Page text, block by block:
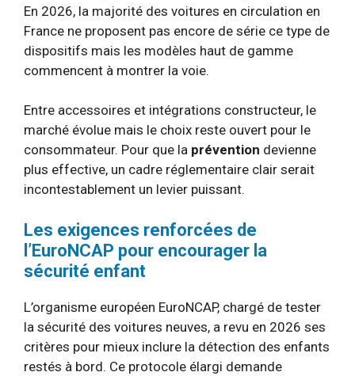
En 2026, la majorité des voitures en circulation en
France ne proposent pas encore de série ce type de
dispositifs mais les modèles haut de gamme
commencent à montrer la voie.
Entre accessoires et intégrations constructeur, le
marché évolue mais le choix reste ouvert pour le
consommateur. Pour que la prévention devienne
plus effective, un cadre réglementaire clair serait
incontestablement un levier puissant.
Les exigences renforcées de
l’EuroNCAP pour encourager la
sécurité enfant
L’organisme européen EuroNCAP, chargé de tester
la sécurité des voitures neuves, a revu en 2026 ses
critères pour mieux inclure la détection des enfants
restés à bord. Ce protocole élargi demande